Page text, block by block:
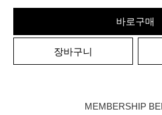
바로구매
장바구니
MEMBERSHIP